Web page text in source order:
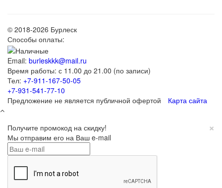
© 2018-2026 Бурлеск
Способы оплаты:
Email: burleskkk@mail.ru
Время работы: с 11.00 до 21.00 (по записи)
Тел: +7-911-167-50-05
+7-931-541-77-10
Предложение не является публичной офертой
Карта сайта
×
Получите промокод на скидку!
Мы отправим его на Ваш e-mail